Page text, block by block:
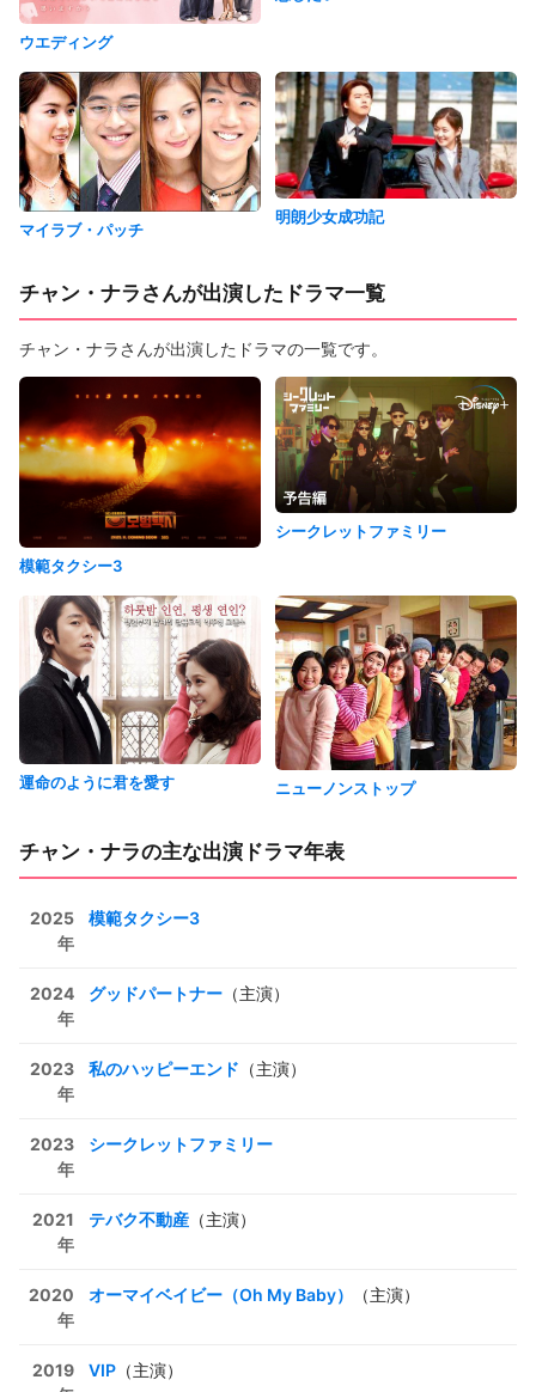
ウエディング
マイラブ・パッチ
明朗少女成功記
チャン・ナラさんが出演したドラマ一覧
チャン・ナラさんが出演したドラマの一覧です。
模範タクシー3
シークレットファミリー
運命のように君を愛す ニューノンストップ
チャン・ナラの主な出演ドラマ年表
2025
年
模範タクシー3
2024
年
グッドパートナー （主演）
2023
年
私のハッピーエンド （主演）
2023
年
シークレットファミリー
2021
年
テバク不動産 （主演）
2020
年
オーマイベイビー（Oh My Baby） （主演）
2019
VIP （主演）